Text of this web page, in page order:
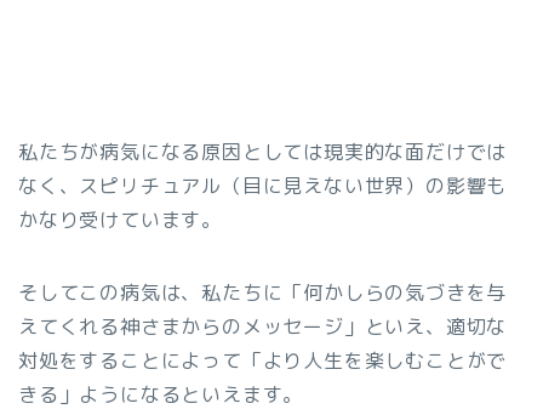
私たちが病気になる原因としては現実的な面だけでは
なく、スピリチュアル（目に見えない世界）の影響も
かなり受けています。
そしてこの病気は、私たちに「何かしらの気づきを与
えてくれる神さまからのメッセージ」といえ、適切な
対処をすることによって「より人生を楽しむことがで
きる」ようになるといえます。